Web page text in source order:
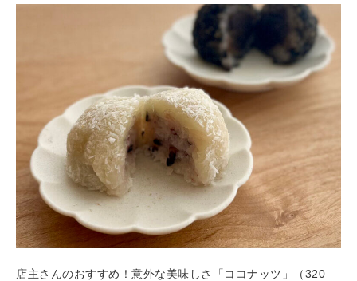
店主さんのおすすめ！意外な美味しさ「ココナッツ」（320